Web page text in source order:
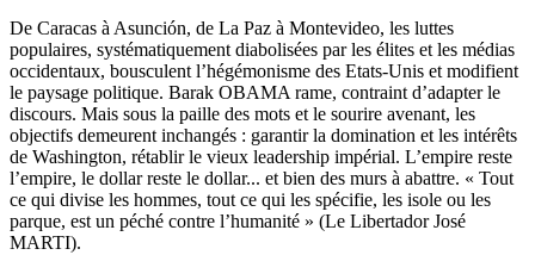
De Caracas à Asunción, de La Paz à Montevideo, les luttes
populaires, systématiquement diabolisées par les élites et les médias
occidentaux, bousculent l’hégémonisme des Etats-Unis et modifient
le paysage politique. Barak OBAMA rame, contraint d’adapter le
discours. Mais sous la paille des mots et le sourire avenant, les
objectifs demeurent inchangés : garantir la domination et les intérêts
de Washington, rétablir le vieux leadership impérial. L’empire reste
l’empire, le dollar reste le dollar... et bien des murs à abattre. « Tout
ce qui divise les hommes, tout ce qui les spécifie, les isole ou les
parque, est un péché contre l’humanité » (Le Libertador José
MARTI).